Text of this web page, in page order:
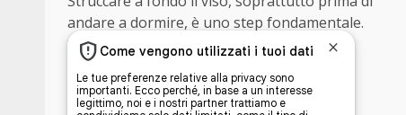
andare a dormire, è uno step fondamentale.
Saltarlo potrebbe...
Read More